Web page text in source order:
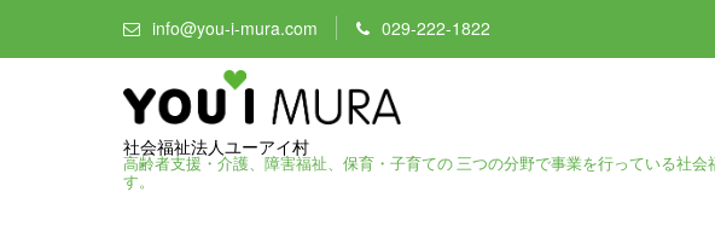
info@you-i-mura.com 029-222-1822
社会福祉法人ユーアイ村
高齢者支援・介護、障害福祉、保育・子育ての 三つの分野で事業を行っている社
す。